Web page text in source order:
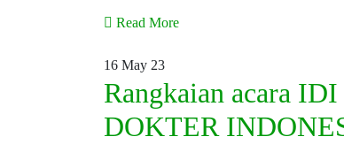
Read More
16 May 23
Rangkaian acara
DOKTER